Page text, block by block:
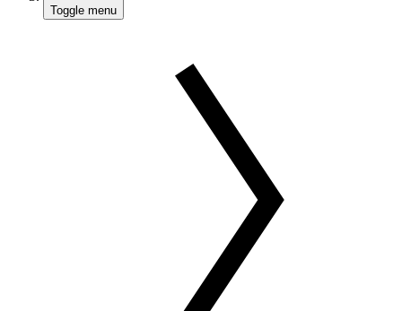
Toggle menu